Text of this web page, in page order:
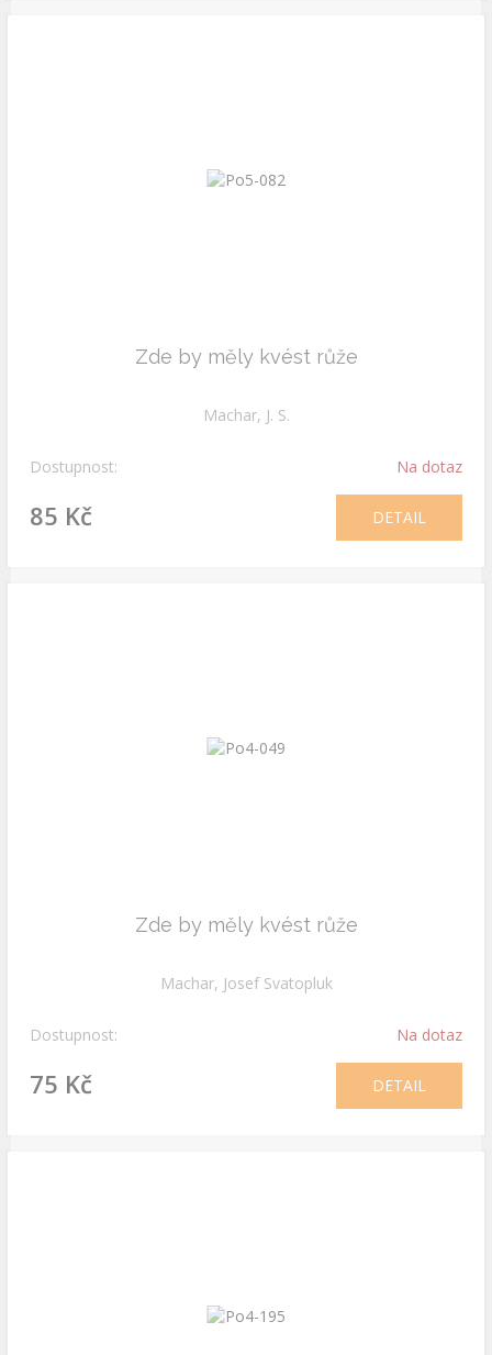
Zde by měly kvést růže
Machar, J. S.
Dostupnost: Na dotaz
85 Kč DETAIL
Zde by měly kvést růže
Machar, Josef Svatopluk
Dostupnost: Na dotaz
75 Kč DETAIL